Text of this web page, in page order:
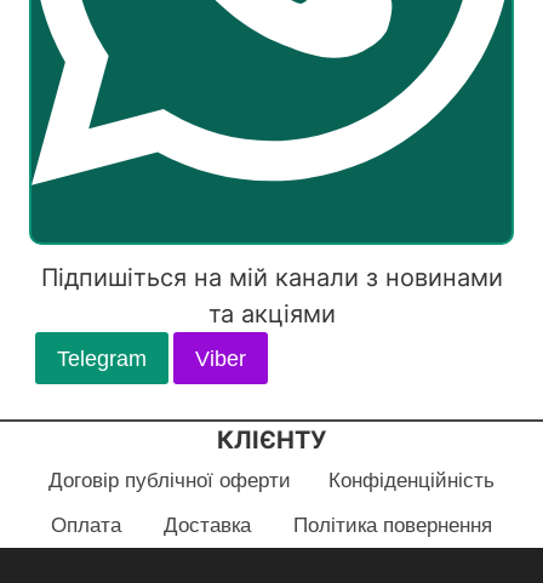
Підпишіться на мій канали з новинами
та акціями
Telegram Viber
КЛІЄНТУ
Договір публічної оферти
Конфіденційність
Оплата
Доставка Політика повернення